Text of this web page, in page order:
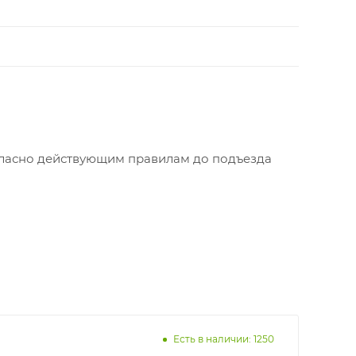
действующим правилам до подъезда
Есть в наличии: 1250